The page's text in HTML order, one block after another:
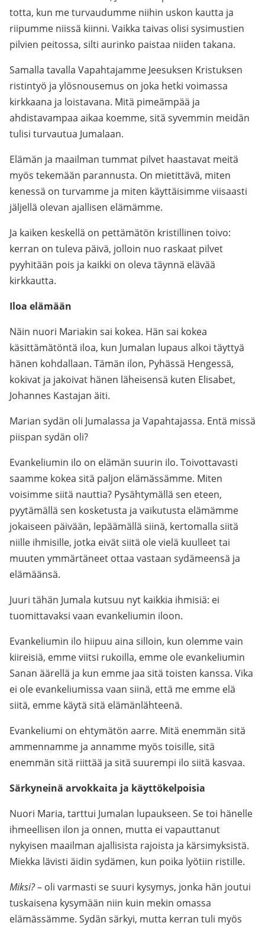
totta, kun me turvaudumme niihin uskon kautta ja
riipumme niissä kiinni. Vaikka taivas olisi sysimustien
pilvien peitossa, silti aurinko paistaa niiden takana.
Samalla tavalla Vapahtajamme Jeesuksen Kristuksen
ristintyö ja ylösnousemus on joka hetki voimassa
kirkkaana ja loistavana. Mitä pimeämpää ja
ahdistavampaa aikaa koemme, sitä syvemmin meidän
tulisi turvautua Jumalaan.
Elämän ja maailman tummat pilvet haastavat meitä
myös tekemään parannusta. On mietittävä, miten
kenessä on turvamme ja miten käyttäisimme viisaasti
jäljellä olevan ajallisen elämämme.
Ja kaiken keskellä on pettämätön kristillinen toivo:
kerran on tuleva päivä, jolloin nuo raskaat pilvet
pyyhitään pois ja kaikki on oleva täynnä elävää
kirkkautta.
Iloa elämään
Näin nuori Mariakin sai kokea. Hän sai kokea
käsittämätöntä iloa, kun Jumalan lupaus alkoi täyttyä
hänen kohdallaan. Tämän ilon, Pyhässä Hengessä,
kokivat ja jakoivat hänen läheisensä kuten Elisabet,
Johannes Kastajan äiti.
Marian sydän oli Jumalassa ja Vapahtajassa. Entä missä
piispan sydän oli?
Evankeliumin ilo on elämän suurin ilo. Toivottavasti
saamme kokea sitä paljon elämässämme. Miten
voisimme siitä nauttia? Pysähtymällä sen eteen,
pyytämällä sen kosketusta ja vaikutusta elämämme
jokaiseen päivään, lepäämällä siinä, kertomalla siitä
niille ihmisille, jotka eivät siitä ole vielä kuulleet tai
muuten ymmärtäneet ottaa vastaan sydämeensä ja
elämäänsä.
Juuri tähän Jumala kutsuu nyt kaikkia ihmisiä: ei
tuomittavaksi vaan evankeliumin iloon.
Evankeliumin ilo hiipuu aina silloin, kun olemme vain
kiireisiä, emme viitsi rukoilla, emme ole evankeliumin
Sanan äärellä ja kun emme jaa sitä toisten kanssa. Vika
ei ole evankeliumissa vaan siinä, että me emme elä
siitä, emme käytä sitä elämänlähteenä.
Evankeliumi on ehtymätön aarre. Mitä enemmän sitä
ammennamme ja annamme myös toisille, sitä
enemmän sitä riittää ja sitä suurempi ilo siitä kasvaa.
Särkyneinä arvokkaita ja käyttökelpoisia
Nuori Maria, tarttui Jumalan lupaukseen. Se toi hänelle
ihmeellisen ilon ja onnen, mutta ei vapauttanut
nykyisen maailman ajallisista rajoista ja kärsimyksistä.
Miekka lävisti äidin sydämen, kun poika lyötiin ristille.
Miksi?– oli varmasti se suuri kysymys, jonka hän joutui
tuskaisena kysymään niin kuin mekin omassa
elämässämme. Sydän särkyi, mutta kerran tuli myös